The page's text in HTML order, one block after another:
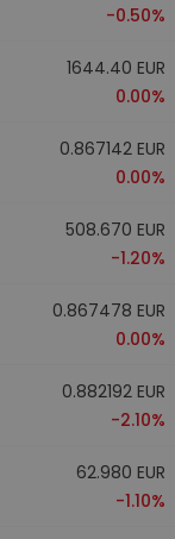
-0.50%
1644.40 EUR
0.00%
0.867142 EUR
0.00%
508.670 EUR
-1.20%
0.867478 EUR
0.00%
0.882192 EUR
-2.10%
62.980 EUR
-1.10%